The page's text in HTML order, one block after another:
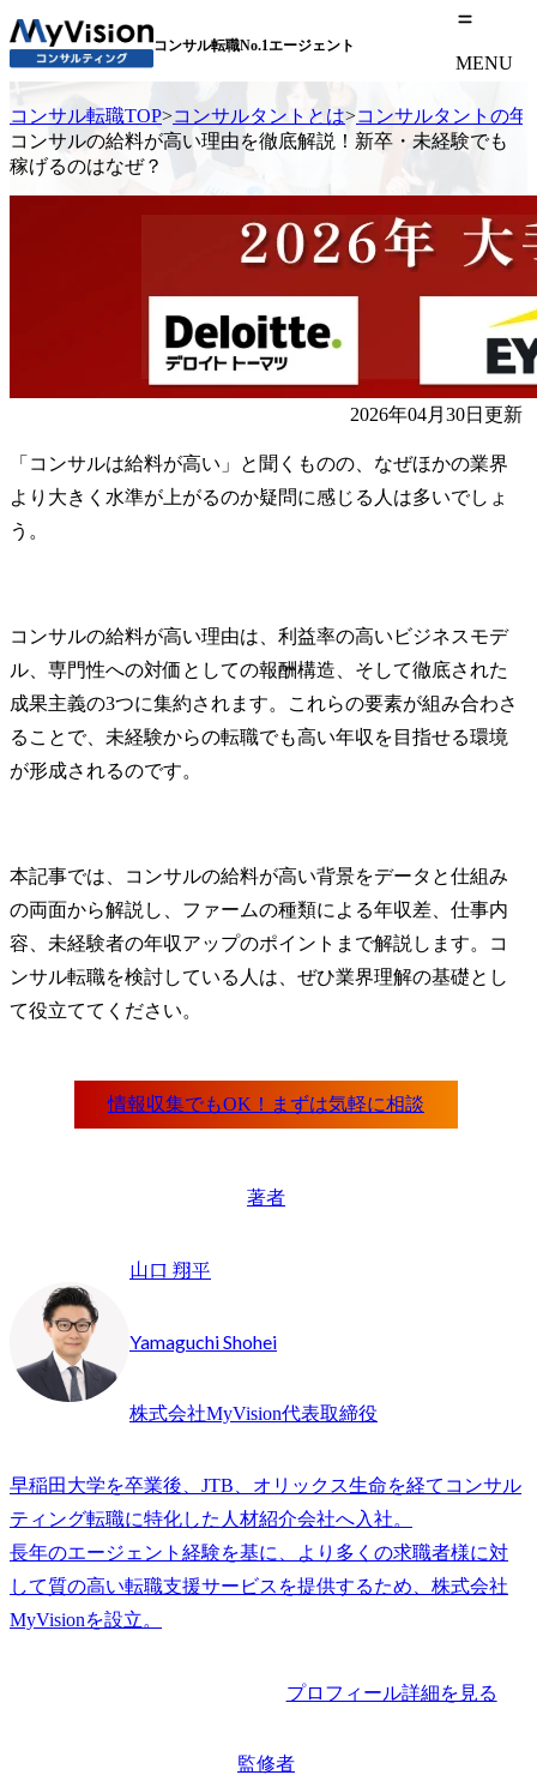
コンサル転職No.1エージェント
MENU
コンサル転職TOP>コンサルタントとは>コンサルタントの年
コンサルの給料が高い理由を徹底解説！新卒・未経験でも
稼げるのはなぜ？
2026年04月30日更新
「コンサルは給料が高い」と聞くものの、なぜほかの業界
より大きく水準が上がるのか疑問に感じる人は多いでしょ
う。
コンサルの給料が高い理由は、利益率の高いビジネスモデ
ル、専門性への対価としての報酬構造、そして徹底された
成果主義の3つに集約されます。これらの要素が組み合わさ
ることで、未経験からの転職でも高い年収を目指せる環境
が形成されるのです。
本記事では、コンサルの給料が高い背景をデータと仕組み
の両面から解説し、ファームの種類による年収差、仕事内
容、未経験者の年収アップのポイントまで解説します。コ
ンサル転職を検討している人は、ぜひ業界理解の基礎とし
て役立ててください。
著者
山口 翔平
Yamaguchi Shohei
株式会社MyVision代表取締役
早稲田大学を卒業後、JTB、オリックス生命を経てコンサル
ティング転職に特化した人材紹介会社へ入社。
長年のエージェント経験を基に、より多くの求職者様に対
して質の高い転職支援サービスを提供するため、株式会社
プロフィール詳細を見る
監修者